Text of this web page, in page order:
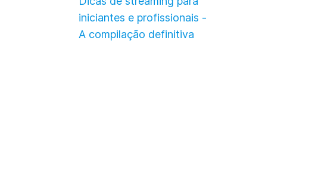
iniciantes e profissionais -
A compilação definitiva